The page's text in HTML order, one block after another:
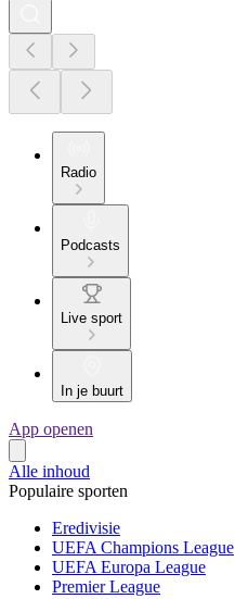
Radio
Podcasts
Live sport
In je buurt
App openen
Alle inhoud
Populaire sporten
Eredivisie
UEFA Champions League
UEFA Europa League
Premier League